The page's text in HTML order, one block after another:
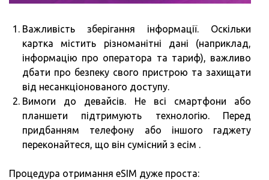
Важливість зберігання інформації. Оскільки
картка містить різноманітні дані (наприклад,
інформацію про оператора та тариф), важливо
дбати про безпеку свого пристрою та захищати
від несанкціонованого доступу.
Вимоги до девайсів. Не всі смартфони або
планшети підтримують технологію. Перед
придбанням телефону або іншого гаджету
переконайтеся, що він сумісний з есім .
Процедура отримання eSIM дуже проста: